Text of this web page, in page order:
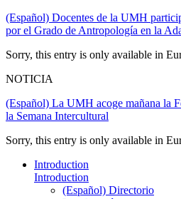
(Español) Docentes de la UMH
por el Grado de Antropología en la
Sorry, this entry is only available in
NOTICIA
(Español) La UMH acoge mañana la
la Semana Intercultural
Sorry, this entry is only available in
Introduction
Introduction
(Español) Directorio